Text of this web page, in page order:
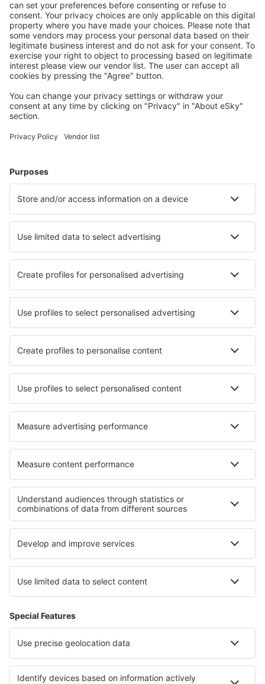
dina resor
Planera din resa
Billiga flyg
Weekendresor
Flyg+Hotell
Hotell
Transfer
Sevärdheter
Sportevenemang
Läs mer
Mobilapp
Flygbolag
SAS
Ryanair
Lufthansa
Norwegian
WizzAir
Om eSky
Köpvillkor
Mina bokningar
Integritetspolicy
Support och kontakt
Integritet
Länder
Internationella sidor
eSky.eu eSky.com eDestinos.com